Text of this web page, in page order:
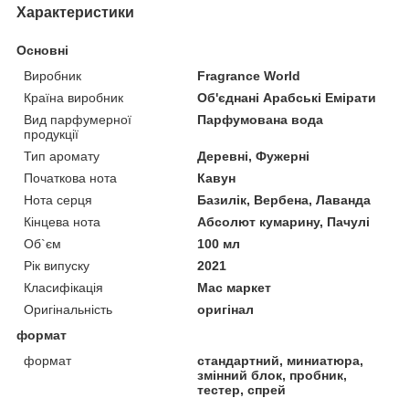
Характеристики
Основні
Виробник
Fragrance World
Країна виробник
Об'єднані Арабські Емірати
Вид парфумерної
продукції
Парфумована вода
Тип аромату
Деревні, Фужерні
Початкова нота
Кавун
Нота серця
Базилік, Вербена, Лаванда
Кінцева нота
Абсолют кумарину, Пачулі
Об`єм
100 мл
Рік випуску
2021
Класифікація
Мас маркет
Оригінальність
оригінал
формат
формат
стандартний, миниатюра,
змінний блок, пробник,
тестер, спрей